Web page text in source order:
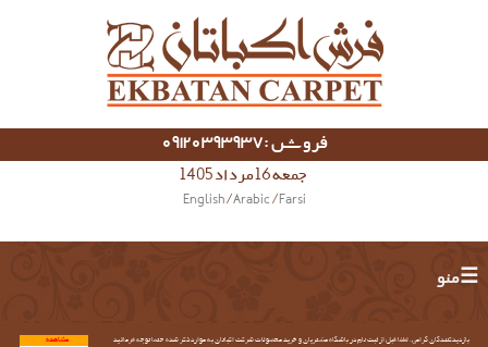
فروش :09120393937
جمعه 16 مرداد 1405
English/ Arabic / Farsi
☰ منو
بازدیدکنندگان گرامی؛ لطفا قبل از ثبت نام در باشگاه مشتریان و خرید محصولات شرکت اکباتان به موارد ذکر شده حتما توجه فرمائید. مشاهده...